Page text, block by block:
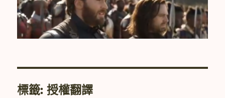
標籤:授權翻譯